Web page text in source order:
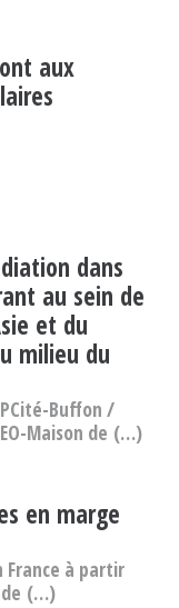
aux
dans
au sein de
et du
milieu du
Buffon /
Maison de (…)
en marge
France à partir
(…)